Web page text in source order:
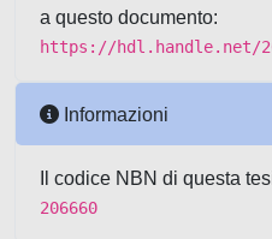
a questo documento:
https://hdl.handle.net/
Informazioni
Il codice NBN di questa
206660